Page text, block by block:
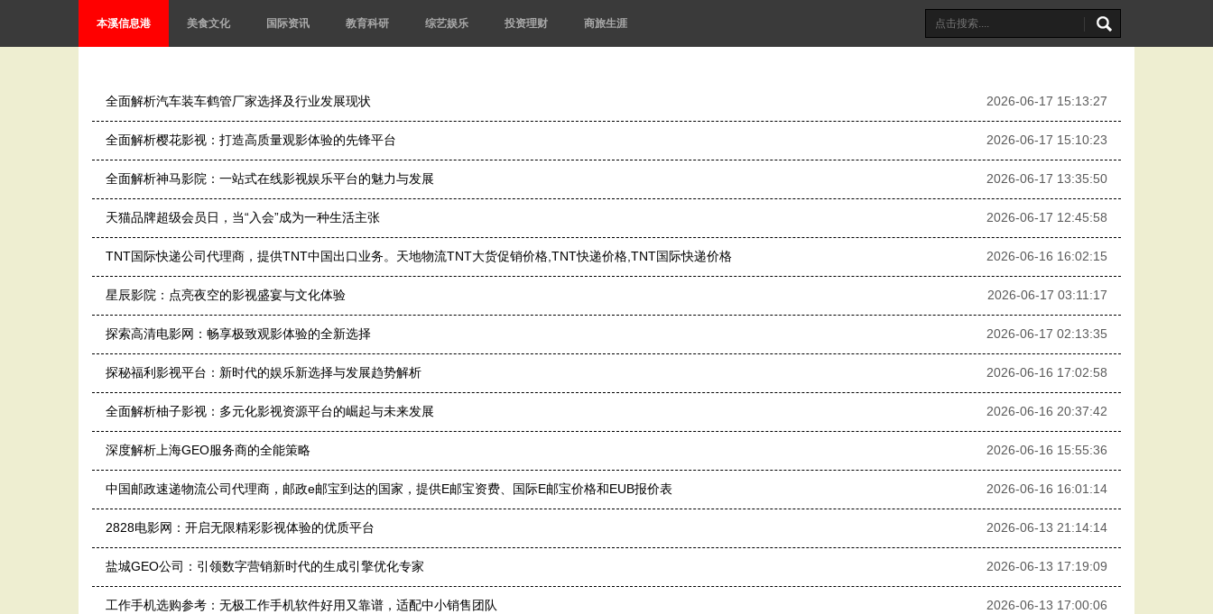
本溪信息港 美食文化 国际资讯 教育科研 综艺娱乐 投资理财 商旅生涯
全面解析汽车装车鹤管厂家选择及行业发展现状 2026-06-17 15:13:27
全面解析樱花影视：打造高质量观影体验的先锋平台 2026-06-17 15:10:23
全面解析神马影院：一站式在线影视娱乐平台的魅力与发展 2026-06-17 13:35:50
天猫品牌超级会员日，当“入会”成为一种生活主张 2026-06-17 12:45:58
TNT国际快递公司代理商，提供TNT中国出口业务。天地物流TNT大货促销价格,TNT快递价格,TNT国际快递价格 2026-06-16 16:02:15
星辰影院：点亮夜空的影视盛宴与文化体验 2026-06-17 03:11:17
探索高清电影网：畅享极致观影体验的全新选择 2026-06-17 02:13:35
探秘福利影视平台：新时代的娱乐新选择与发展趋势解析 2026-06-16 17:02:58
全面解析柚子影视：多元化影视资源平台的崛起与未来发展 2026-06-16 20:37:42
深度解析上海GEO服务商的全能策略 2026-06-16 15:55:36
中国邮政速递物流公司代理商，邮政e邮宝到达的国家，提供E邮宝资费、国际E邮宝价格和EUB报价表 2026-06-16 16:01:14
2828电影网：开启无限精彩影视体验的优质平台 2026-06-13 21:14:14
盐城GEO公司：引领数字营销新时代的生成引擎优化专家 2026-06-13 17:19:09
工作手机选购参考：无极工作手机软件好用又靠谱，适配中小销售团队 2026-06-13 17:00:06